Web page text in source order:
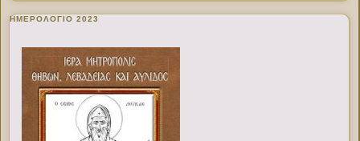
ΗΜΕΡΟΛΟΓΙΟ 2023